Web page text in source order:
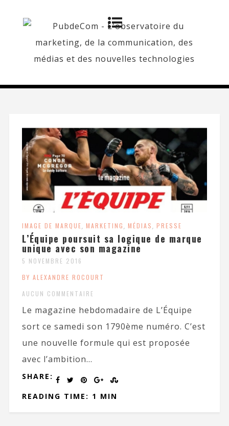
IMAGE DE MARQUE, MARKETING, MÉDIAS, PRESSE
L’Équipe poursuit sa logique de marque
unique avec son magazine
5 NOVEMBRE 2016
BY ALEXANDRE ROCOURT
AUCUN COMMENTAIRE
Le magazine hebdomadaire de L’Équipe
sort ce samedi son 1790ème numéro. C’est
une nouvelle formule qui est proposée
avec l’ambition...
SHARE:
READING TIME: 1 MIN